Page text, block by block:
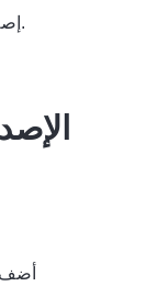
إصلاح بعض الأخطاء وتحسين البرنامج.